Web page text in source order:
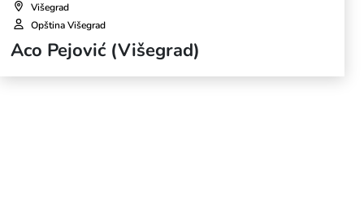
Višegrad
Opština Višegrad
Aco Pejović (Višegrad)